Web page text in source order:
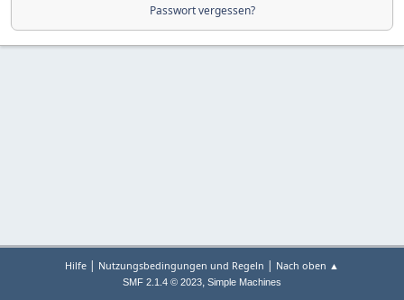
Passwort vergessen?
Hilfe | Nutzungsbedingungen und Regeln | Nach oben ▲
SMF 2.1.4 © 2023, Simple Machines